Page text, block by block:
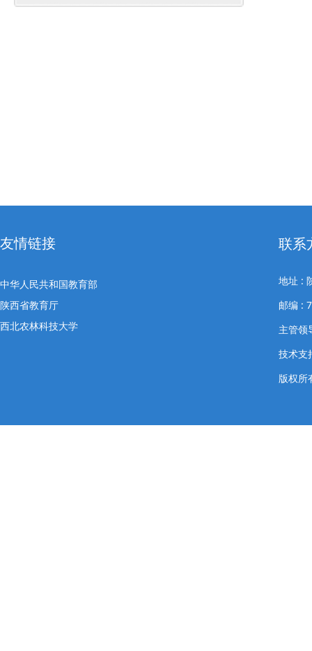
友情链接
中华人民共和国教育部
陕西省教育厅
西北农林科技大学
联系
地址 :
邮编 :
主管
技术支
版权